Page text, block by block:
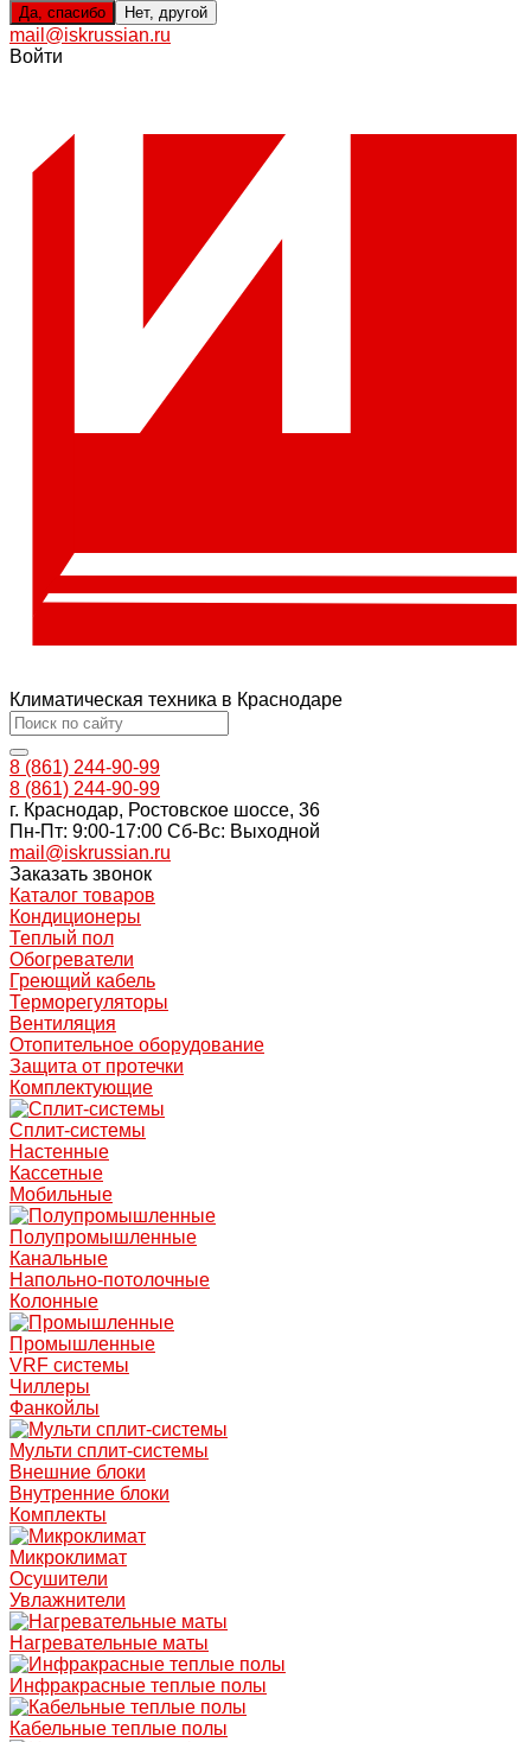
Да, спасибо Нет, другой
mail@iskrussian.ru
Войти
Климатическая техника в Краснодаре
8 (861) 244-90-99
8 (861) 244-90-99
г. Краснодар, Ростовское шоссе, 36
Пн-Пт: 9:00-17:00 Cб-Вс: Выходной
mail@iskrussian.ru
Заказать звонок
Каталог товаров
Кондиционеры
Теплый пол
Обогреватели
Греющий кабель
Терморегуляторы
Вентиляция
Отопительное оборудование
Защита от протечки
Комплектующие
Сплит-системы
Настенные
Кассетные
Мобильные
Полупромышленные
Канальные
Напольно-потолочные
Колонные
Промышленные
VRF системы
Чиллеры
Фанкойлы
Мульти сплит-системы
Внешние блоки
Внутренние блоки
Комплекты
Микроклимат
Осушители
Увлажнители
Нагревательные маты
Инфракрасные теплые полы
Кабельные теплые полы